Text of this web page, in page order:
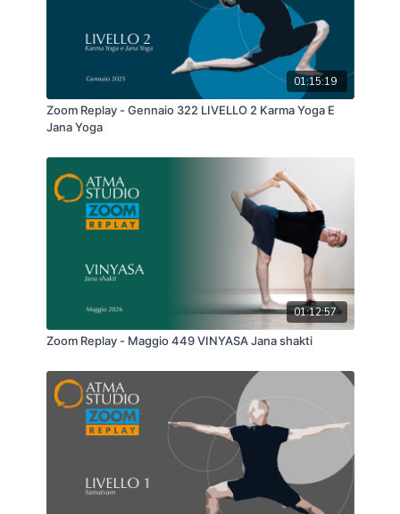
01:15:19
Zoom Replay - Gennaio 322 LIVELLO 2 Karma Yoga E
Jana Yoga
01:12:57
Zoom Replay - Maggio 449 VINYASA Jana shakti